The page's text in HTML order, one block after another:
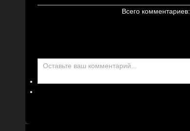
Всего комментариев: